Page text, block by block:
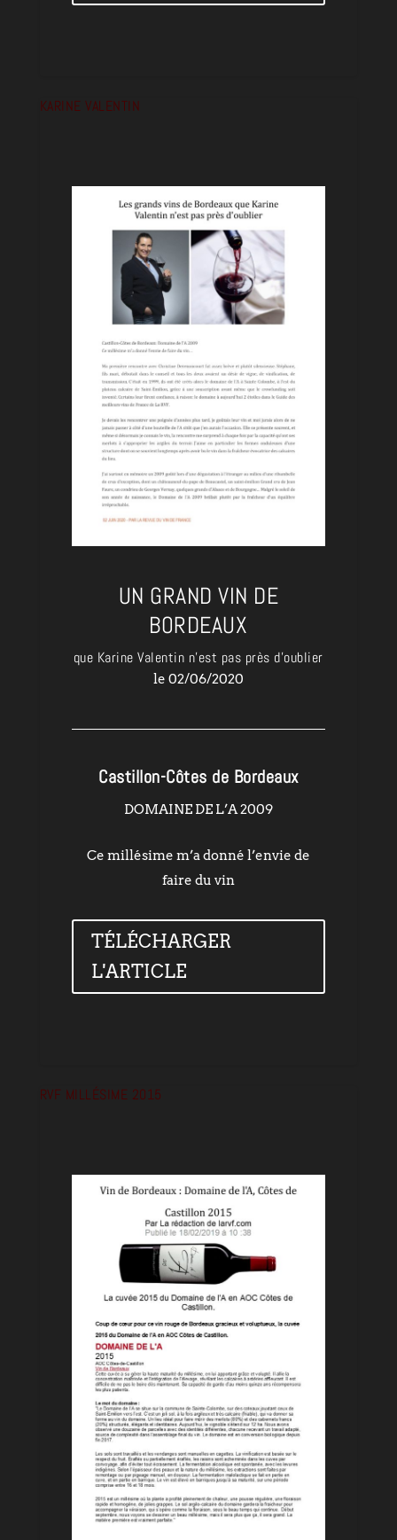
KARINE VALENTIN
UN GRAND VIN DE
BORDEAUX
que Karine Valentin n’est pas près d’oublier
le 02/06/2020
Castillon-Côtes de Bordeaux
DOMAINE DE L’A 2009
Ce millésime m’a donné l’envie de
faire du vin
TÉLÉCHARGER
L'ARTICLE
RVF MILLÉSIME 2015